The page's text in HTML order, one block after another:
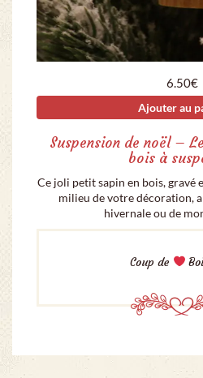
6.50€
Ajouter au
Suspension de noël –
bois à
Ce joli petit sapin en bois, gravé
milieu de votre décoration,
hivernale ou de
Coup de